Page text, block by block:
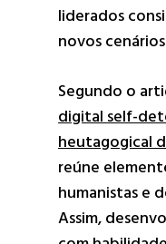
liderados
novos
Segundo o
digital self-
heutagogical
reúne
humanistas e
Assim,